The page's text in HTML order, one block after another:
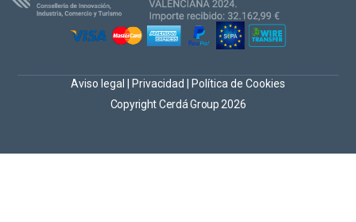
Copyright Cerdá Group 2026
Aviso legal Privacidad Política de Cookies